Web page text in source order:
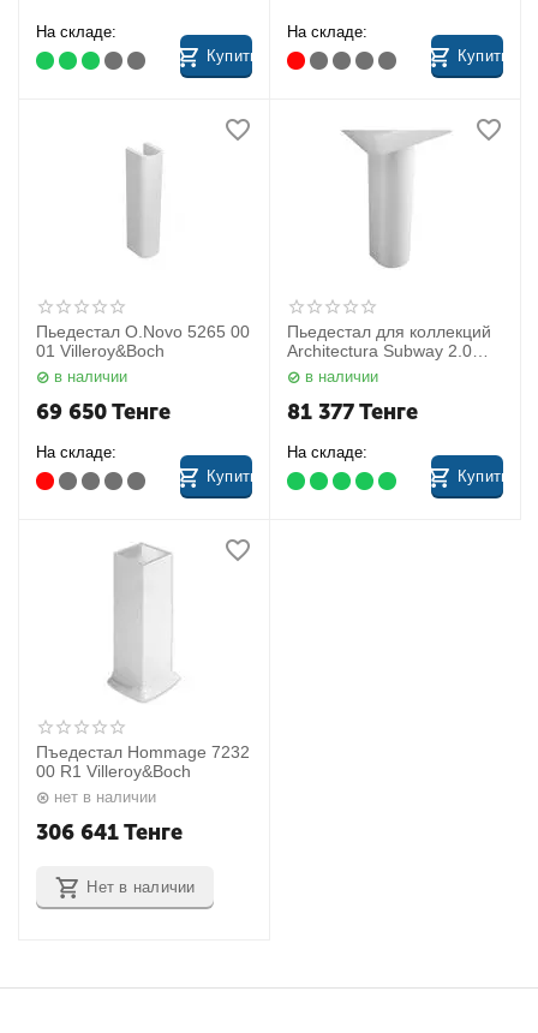
На складе:
Купить
На складе:
Купить
Пьедестал O.Novo 5265 00
01 Villeroy&Boch
в наличии
69 650Тенге
На складе:
Купить
Пьедестал для коллекций
Architectura Subway 2.0
Subway 2.0 7250 50 01
Villeroy&Boch
в наличии
81 377Тенге
На складе:
Купить
Пъедестал Hommage 7232
00 R1 Villeroy&Boch
нет в наличии
306 641Тенге
Нет в наличии